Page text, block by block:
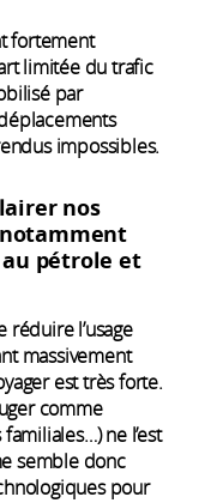
fortement
limitée du trafic
par
impossibles.
nos
pétrole et
l’usage
massivement
est très forte.
comme
ne l’est
semble donc
pour